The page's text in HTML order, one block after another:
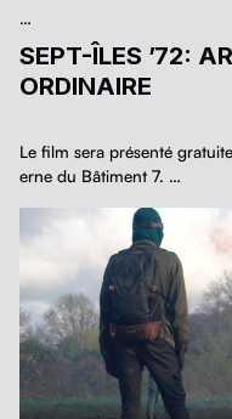
…
SEPT-ÎLES ’72:
ORDINAIRE
Le film sera présen­té
erne du Bâti­ment 7. …